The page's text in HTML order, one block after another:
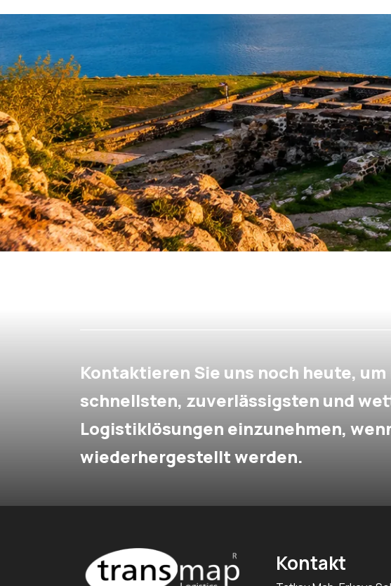
Kontaktieren Sie uns noch heute,
schnellsten, zuverlässigsten und
Logistiklösungen einzunehmen,
wiederhergestellt werden.
Kontakt